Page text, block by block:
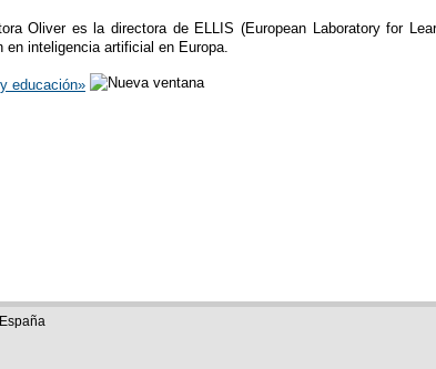
Oliver es la directora de ELLIS (European Laboratory for
inteligencia artificial en Europa.
educación»